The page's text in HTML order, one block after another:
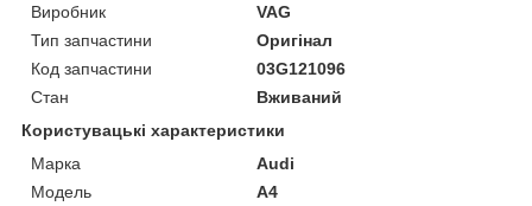
Виробник
VAG
Тип запчастини
Оригінал
Код запчастини
03G121096
Стан
Вживаний
Користувацькі характеристики
Марка
Audi
Модель
A4